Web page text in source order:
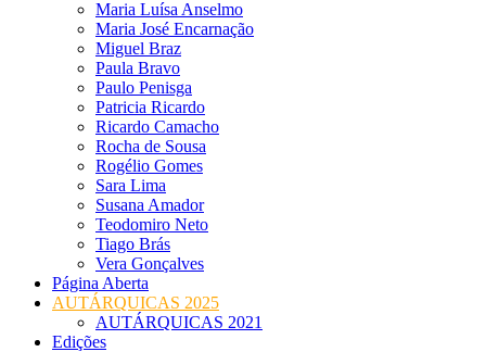
Maria Luísa Anselmo
Maria José Encarnação
Miguel Braz
Paula Bravo
Paulo Penisga
Patricia Ricardo
Ricardo Camacho
Rocha de Sousa
Rogélio Gomes
Sara Lima
Susana Amador
Teodomiro Neto
Tiago Brás
Vera Gonçalves
Página Aberta
AUTÁRQUICAS 2025
AUTÁRQUICAS 2021
Edições